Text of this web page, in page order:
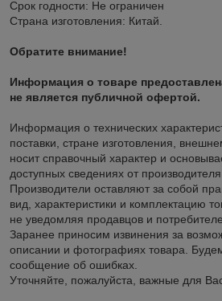
Срок годности: Не ограничен
Страна изготовления: Китай.
Обратите внимание!
Информация о товаре
не является публичной офертой.
Информация о технических
поставки, стране изготовления,
носит справочный характер и
доступных сведениях от производителя.
Производители оставляют за собой
вид, характеристики и комплектацию
не уведомляя продавцов и
Заранее приносим извинения за
описании и фотографиях товара.
сообщение об ошибках.
Уточняйте, пожалуйста, важные для